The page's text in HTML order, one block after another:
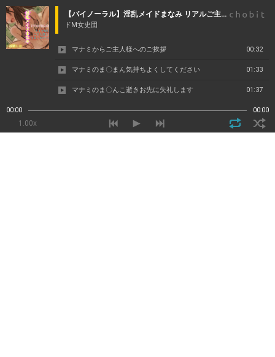
【バイノーラル】淫乱メイドまなみ リアルご主人様とライブ配信ご主人様との淫乱ご奉生配信
ドM女史団
マナミからご主人様へのご挨拶 00:32
マナミのま〇まん気持ちよくしてください 01:33
マナミのま〇んこ逝きお先に失礼します 01:37
00:00 00:00
1.00x